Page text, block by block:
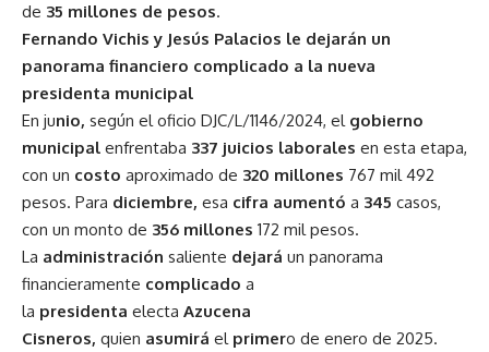
de 35 millones de pesos.
Fernando Vichis y Jesús Palacios le dejarán un
panorama financiero complicado a la nueva
presidenta municipal
En junio, según el oficio DJC/L/1146/2024, el gobierno
municipal enfrentaba 337 juicios laborales en esta etapa,
con un costo aproximado de 320 millones 767 mil 492
pesos. Para diciembre, esa cifra aumentó a 345 casos,
con un monto de 356 millones 172 mil pesos.
La administración saliente dejará un panorama
financieramente complicado a
la presidenta electa Azucena
Cisneros, quien asumirá el primero de enero de 2025.